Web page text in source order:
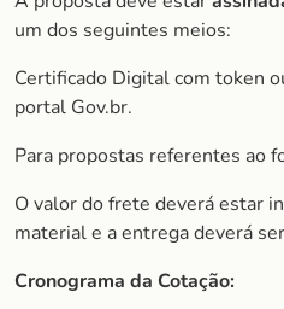
um dos seguintes meios:
Certificado Digital com token
portal Gov.br.
Para propostas referentes ao
O valor do frete deverá estar
material e a entrega deverá
Cronograma da Cotação: